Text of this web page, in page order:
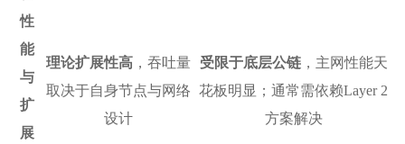
性
能
与
扩
展
理论扩展性高 ，吞吐量
取决于自身节点与网络
设计
受限于底层公链，主网性能天
花板明显；通常需依赖Layer 2
方案解决